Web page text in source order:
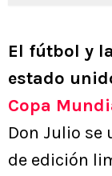
El fútbol y
estado
Copa
Don Julio se
de edición